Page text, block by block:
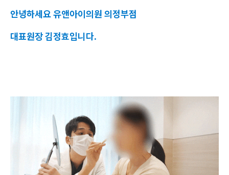
안녕하세요 유앤아이의원 의정부점
대표원장 김정효입니다.